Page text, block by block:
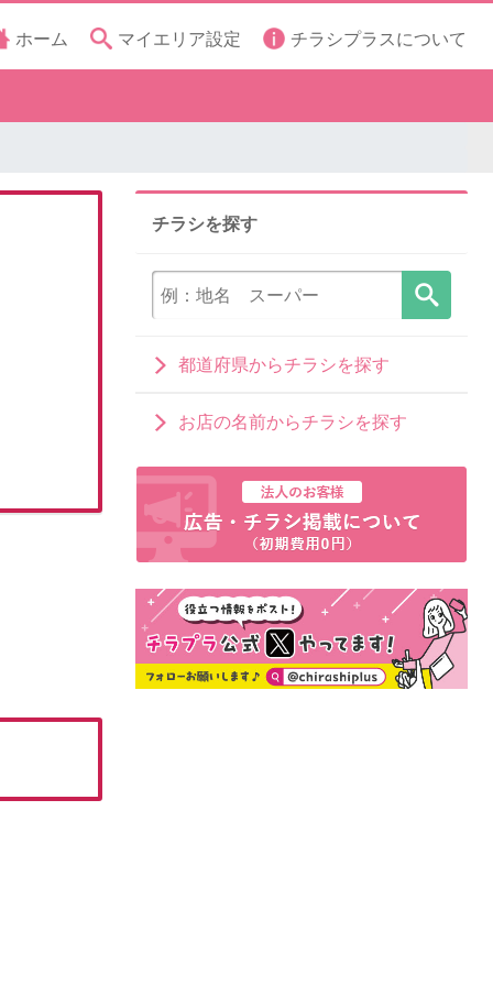
ホーム マイエリア設定 チラシプラスについて
チラシを探す
都道府県からチラシを探す
お店の名前からチラシを探す